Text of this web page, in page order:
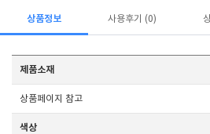
상품정보 사용후기 (0)
제품소재
상품페이지 참고
색상